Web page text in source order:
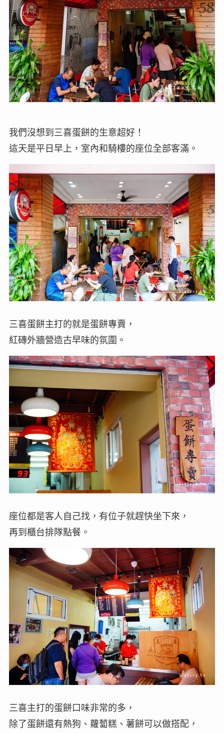
我們沒想到三喜蛋餅的生意超好！
這天是平日早上，室內和騎樓的座位全部客滿。
三喜蛋餅主打的就是蛋餅專賣，
紅磚外牆營造古早味的氛圍。
座位都是客人自己找，有位子就趕快坐下來，
再到櫃台排隊點餐。
三喜主打的蛋餅口味非常的多，
除了蛋餅還有熱狗、蘿蔔糕、薯餅可以做搭配，